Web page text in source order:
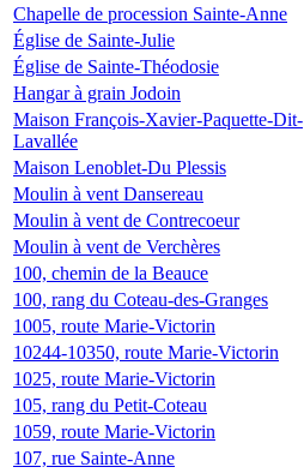
Chapelle de procession Sainte-Anne
Église de Sainte-Julie
Église de Sainte-Théodosie
Hangar à grain Jodoin
Maison François-Xavier-Paquette-Dit-
Lavallée
Maison Lenoblet-Du Plessis
Moulin à vent Dansereau
Moulin à vent de Contrecoeur
Moulin à vent de Verchères
100, chemin de la Beauce
100, rang du Coteau-des-Granges
1005, route Marie-Victorin
10244-10350, route Marie-Victorin
1025, route Marie-Victorin
105, rang du Petit-Coteau
1059, route Marie-Victorin
107, rue Sainte-Anne